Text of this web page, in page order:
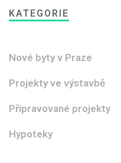
KATEGORIE
Nové byty v Praze
Projekty ve výstavbě
Připravované projekty
Hypoteky